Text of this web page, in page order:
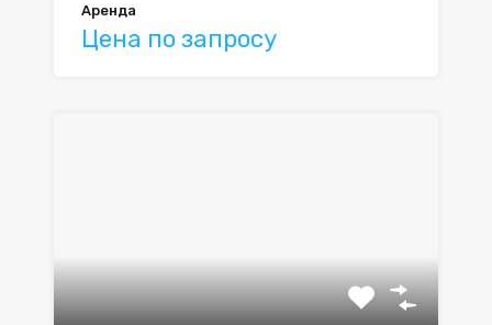
Аренда
Цена по запросу